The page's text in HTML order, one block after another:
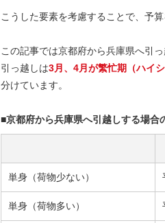
こうした要素を考慮することで、予算
この記事では京都府から兵庫県へ引
引っ越しは3月、4月が繁忙期（ハイ
分けています。
■京都府から兵庫県へ引越しする場合
単身（荷物少ない）
単身（荷物多い）